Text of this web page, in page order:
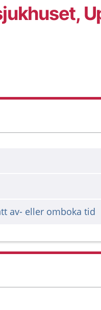
av- eller omboka tid